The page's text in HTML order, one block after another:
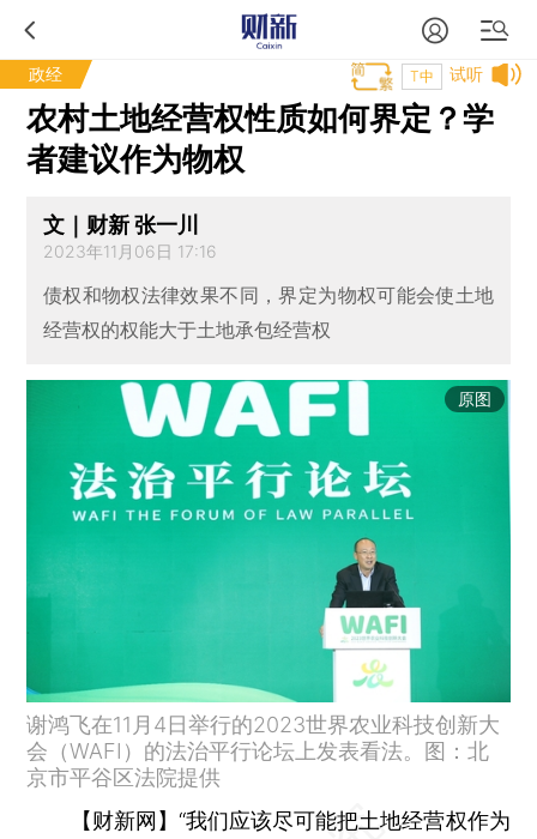
政经 试听
T中
农村土地经营权性质如何界定？学
者建议作为物权
文｜财新 张一川
2023年11月06日 17:16
债权和物权法律效果不同，界定为物权可能会使土地
经营权的权能大于土地承包经营权
原图
谢鸿飞在11月4日举行的2023世界农业科技创新大
会（WAFI）的法治平行论坛上发表看法。图：北
京市平谷区法院提供
【财新网】 “我们应该尽可能把土地经营权作为